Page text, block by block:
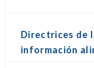
Directrices de
información